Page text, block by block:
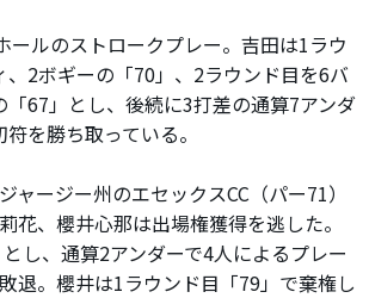
ルのストロークプレー。吉田は1ラウ
、2ボギーの「70」、2ラウンド目を6バ
「67」とし、後続に3打差の通算7アンダ
を勝ち取っている。
ャージー州のエセックスCC（パー71）
花、櫻井心那は出場権獲得を逃した。
し、通算2アンダーで4人によるプレー
退。櫻井は1ラウンド目「79」で棄権し